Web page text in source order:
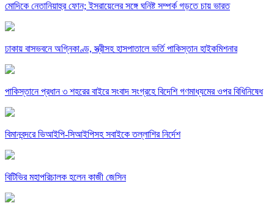
মোদিকে নেতানিয়াহুর ফোন; ইসরায়েলের সঙ্গে ঘনিষ্ট সম্পর্ক গড়তে চায় ভারত
ঢাকায় বাসভবনে অগ্নিকাণ্ড, স্ত্রীসহ হাসপাতালে ভর্তি পাকিস্তান হাইকমিশনার
পাকিস্তানে প্রধান ৩ শহরের বাইরে সংবাদ সংগ্রহে বিদেশি গণমাধ্যমের ওপর বিধিনিষেধ
বিমানবন্দরে ভিআইপি-সিআইপিসহ সবাইকে তল্লাশির নির্দেশ
বিটিভির মহাপরিচালক হলেন কাজী জেসিন